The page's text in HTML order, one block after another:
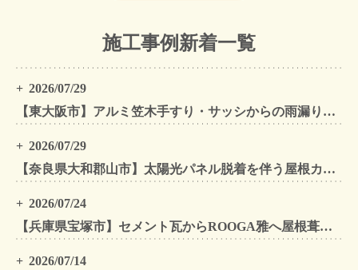
施工事例新着一覧
2026/07/29
【東大阪市】アルミ笠木手すり・サッシからの雨漏りを解消｜外壁金属サイディングカバー工法
2026/07/29
【奈良県大和郡山市】太陽光パネル脱着を伴う屋根カバー工法・外壁カバー工法・外壁塗装工事｜スーパーガルテクト施工事例
2026/07/24
【兵庫県宝塚市】セメント瓦からROOGA雅へ屋根葺き替え モダングレーで軽量化・外壁塗装も同時施工
2026/07/14